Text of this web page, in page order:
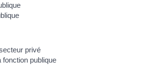
privé
fonction publique